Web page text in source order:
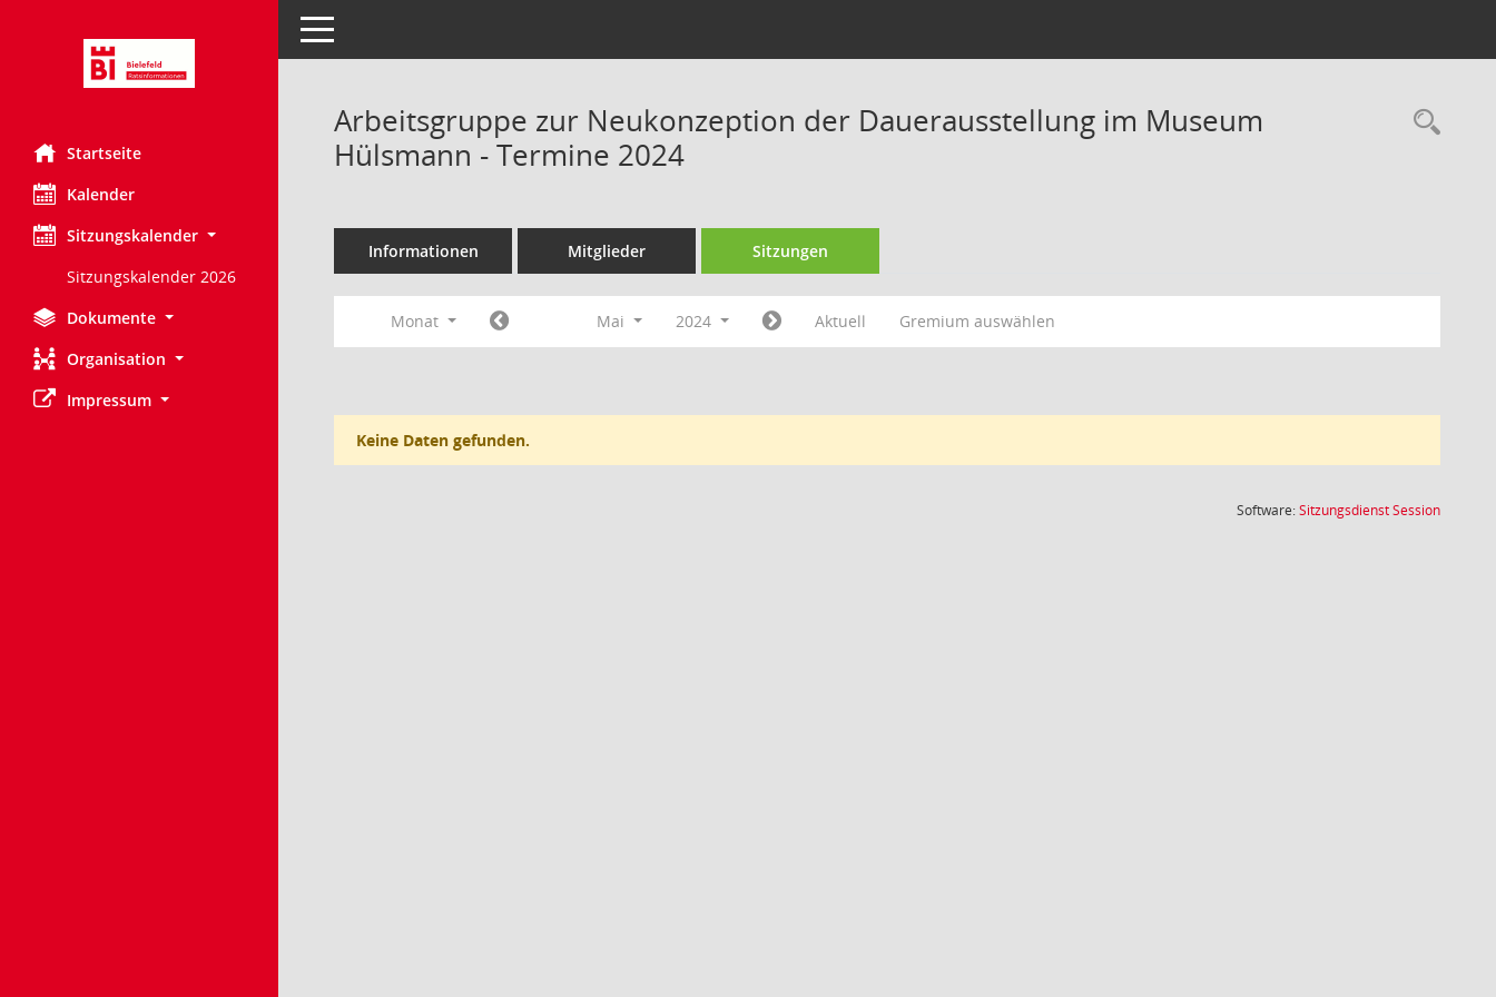
Startseite
Kalender
Sitzungskalender
Sitzungskalender 2026
Dokumente
Organisation
Impressum
Toggle navigation
Arbeitsgruppe zur Neukonzeption der Dauerausstellung im Museum
Hülsmann - Termine 2024
Informationen Mitglieder Sitzungen
Monat Mai 2024 Aktuell Gremium auswählen
Keine Daten gefunden.
Software:SitzungsdienstSession(Wird in